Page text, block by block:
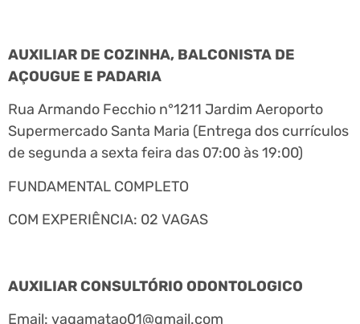
AUXILIAR DE COZINHA, BALCONISTA DE
AÇOUGUE E PADARIA
Rua Armando Fecchio n°1211 Jardim Aeroporto
Supermercado Santa Maria (Entrega dos currículos
de segunda a sexta feira das 07:00 às 19:00)
FUNDAMENTAL COMPLETO
COM EXPERIÊNCIA: 02 VAGAS
AUXILIAR CONSULTÓRIO ODONTOLOGICO
Email: vagamatao01@gmail.com